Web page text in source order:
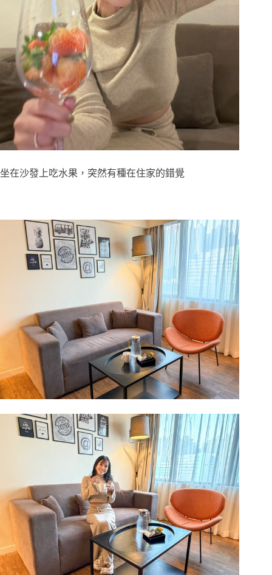
坐在沙發上吃水果，突然有種在住家的錯覺